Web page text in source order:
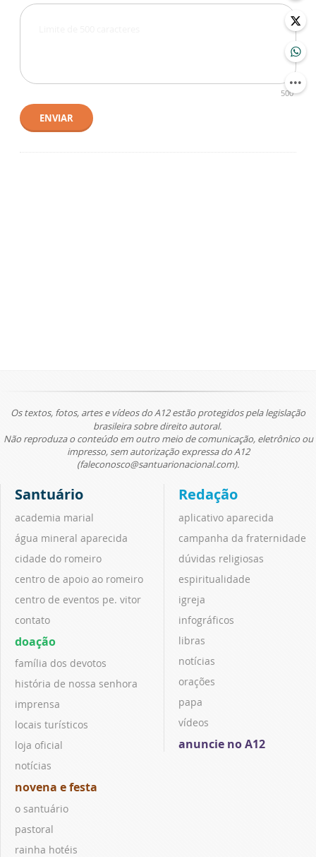
500
ENVIAR
Os textos, fotos, artes e vídeos do A12 estão protegidos pela legislação
brasileira sobre direito autoral.
Não reproduza o conteúdo em outro meio de comunicação, eletrônico ou
impresso, sem autorização expressa do A12
(faleconosco@santuarionacional.com).
Santuário
academia marial
água mineral aparecida
cidade do romeiro
centro de apoio ao romeiro
centro de eventos pe. vitor
contato
doação
família dos devotos
história de nossa senhora
imprensa
locais turísticos
loja oficial
notícias
novena e festa
o santuário
pastoral
rainha hotéis
Redação
aplicativo aparecida
campanha da fraternidade
dúvidas religiosas
espiritualidade
igreja
infográficos
libras
notícias
orações
papa
vídeos
anuncie no A12